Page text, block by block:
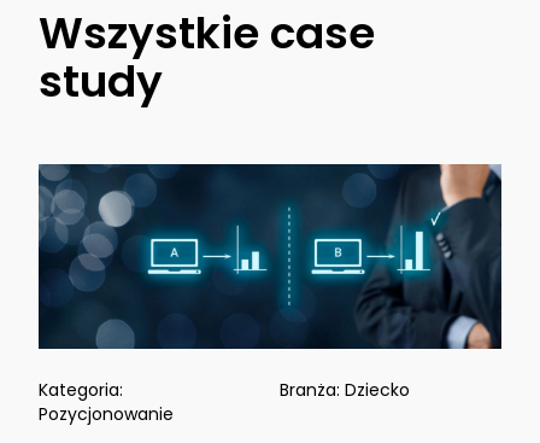
Wszystkie case
study
Kategoria:
Pozycjonowanie
Branża: Dziecko